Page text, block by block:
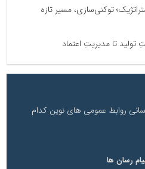
توکنی‌سازی، مسیر تازه
تولید تا مدیریتِ اعتماد
روابط عمومی های نوین کدام
رسان ها